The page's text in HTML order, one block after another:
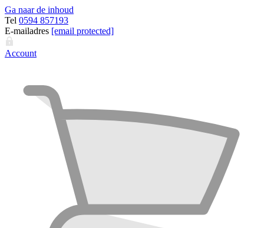
Ga naar de inhoud
Tel 0594 857193
E-mailadres [email protected]
Account